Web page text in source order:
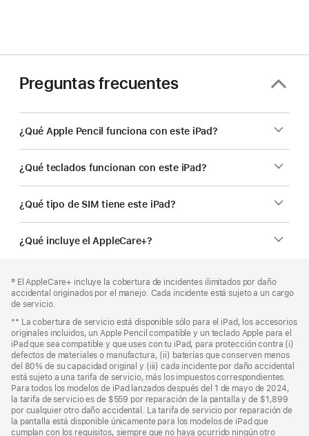
Preguntas frecuentes
¿Qué Apple Pencil funciona con este iPad?
¿Qué teclados funcionan con este iPad?
¿Qué tipo de SIM tiene este iPad?
¿Qué incluye el AppleCare+?
de
página
pie
página
Nota
al
pie
‡ El AppleCare+ incluye la cobertura de incidentes ilimitados por daño
accidental originados por el manejo. Cada incidente está sujeto a un cargo
de servicio.
Nota
al
pie
** La cobertura de servicio está disponible sólo para el iPad, los accesorios
originales incluidos, un Apple Pencil compatible y un teclado Apple para el
iPad que sea compatible y que uses con tu iPad, para protección contra (i)
defectos de materiales o manufactura, (ii) baterías que conserven menos
del 80% de su capacidad original y (iii) cada incidente por daño accidental
está sujeto a una tarifa de servicio, más los impuestos correspondientes.
Para todos los modelos de iPad lanzados después del 1 de mayo de 2024,
la tarifa de servicio es de $559 por reparación de la pantalla y de $1,899
por cualquier otro daño accidental. La tarifa de servicio por reparación de
la pantalla está disponible únicamente para los modelos de iPad que
cumplan con los requisitos, siempre que no haya ocurrido ningún otro